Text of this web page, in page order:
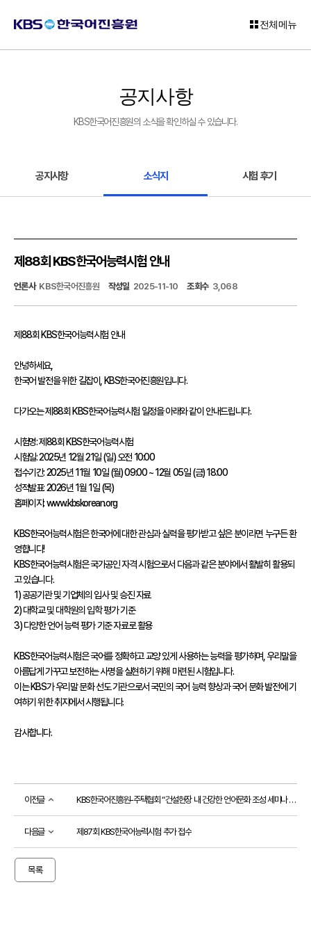
전체메뉴
고
한
국
진
원
인사말
연혁
기관
소개
KBS
한
어
능
력
시
험
시험
접수
성적
확인
성
적
인
급
자
격
증
및
성
적
진
위
공지사항
KBS한국어진흥원의 소식을 확인하실 수 있습니다.
공지사항 소식지 시험 후기
제88회 KBS한국어능력시험 안내
언론사KBS한국어진흥원 작성일 2025-11-10 조회수 3,068
제88회 KBS한국어능력시험 안내
안녕하세요,
한국어 발전을 위한 길잡이, KBS한국어진흥원입니다.
다가오는 제88회 KBS한국어능력시험 일정을 아래와 같이 안내드립니다.
시험명: 제88회 KBS한국어능력시험
시험일: 2025년 12월 21일 (일) 오전 10:00
접수기간: 2025년 11월 10일 (월) 09:00 ~ 12월 05일 (금) 18:00
성적발표: 2026년 1월 1일 (목)
홈페이지: www.kbskorean.org
KBS한국어능력시험은 한국어에 대한 관심과 실력을 평가받고 싶은 분이라면 누구든 환
영합니다!
KBS한국어능력시험은 국가공인 자격 시험으로서 다음과 같은 분야에서 활발히 활용되
고 있습니다.
1) 공공기관 및 기업체의 입사 및 승진 자료
2) 대학교 및 대학원의 입학 평가 기준
3) 다양한 언어 능력 평가 기준 자료로 활용
KBS한국어능력시험은 국어를 정확하고 교양 있게 사용하는 능력을 평가하며, 우리말을
아름답게 가꾸고 보전하는 사명을 실현하기 위해 마련된 시험입니다.
이는 KBS가 우리말 문화 선도 기관으로서 국민의 국어 능력 향상과 국어 문화 발전에 기
여하기 위한 취지에서 시행됩니다.
감사합니다.
이전글 KBS한국어진흥원-주택협회 “건설현장 내 건강한 언어문화 조성 세미나 개최”
다음글 제87회 KBS한국어능력시험 추가 접수
목록